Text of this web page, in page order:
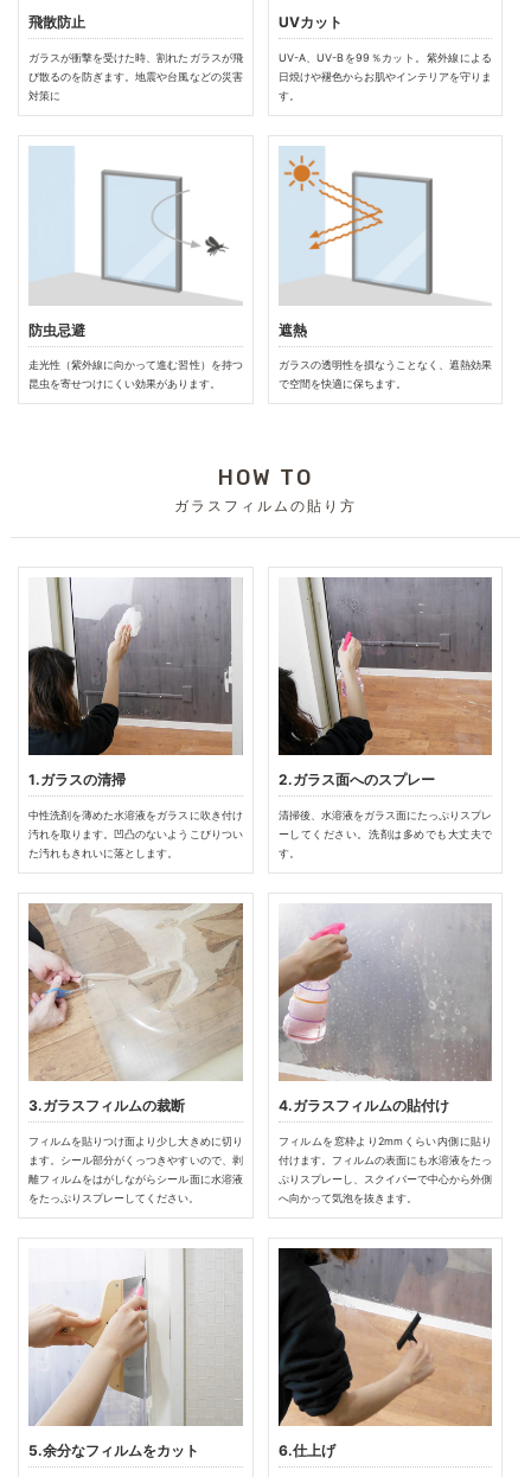
飛散防止
ガラスが衝撃を受けた時、割れたガラスが飛
び散るのを防ぎます。地震や台風などの災害
対策に
UVカット
UV-A、UV-Bを99％カット。紫外線による
日焼けや褪色からお肌やインテリアを守りま
す。
防虫忌避
走光性（紫外線に向かって進む習性）を持つ
昆虫を寄せつけにくい効果があります。
遮熱
ガラスの透明性を損なうことなく、遮熱効果
で空間を快適に保ちます。
HOW TO
ガラスフィルムの貼り方
1.ガラスの清掃
中性洗剤を薄めた水溶液をガラスに吹き付け
汚れを取ります。凹凸のないようこびりつい
た汚れもきれいに落とします。
2.ガラス面へのスプレー
清掃後、水溶液をガラス面にたっぷりスプレ
ーしてください。洗剤は多めでも大丈夫で
す。
3.ガラスフィルムの裁断
フィルムを貼りつけ面より少し大きめに切り
ます。シール部分がくっつきやすいので、剥
離フィルムをはがしながらシール面に水溶液
をたっぷりスプレーしてください。
4.ガラスフィルムの貼付け
フィルムを窓枠より2mmくらい内側に貼り
付けます。フィルムの表面にも水溶液をたっ
ぷりスプレーし、スクイバーで中心から外側
へ向かって気泡を抜きます。
5.余分なフィルムをカット 6.仕上げ